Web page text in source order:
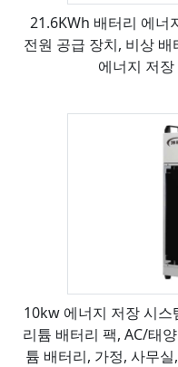
21.6KWh 배터리 에너
전원 공급 장치, 비상
에너지 저
10kw 에너지 저장 시스
리튬 배터리 팩, AC/태
튬 배터리, 가정, 사무